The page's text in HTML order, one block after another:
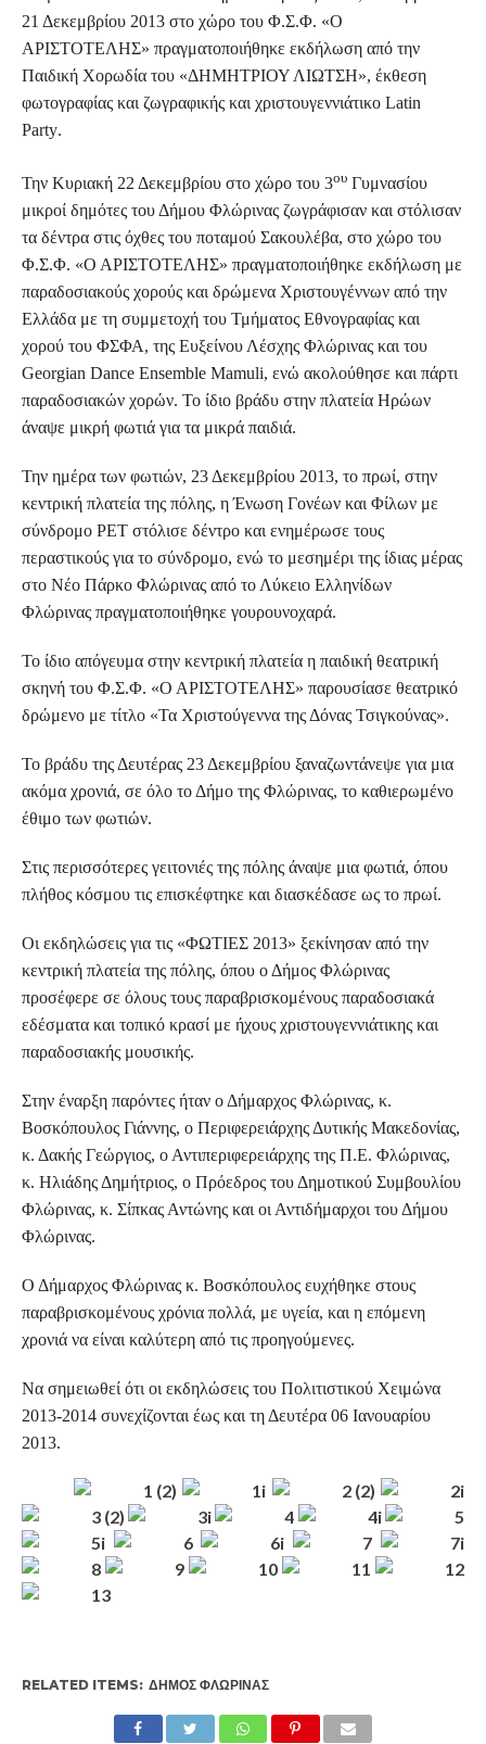
21 Δεκεμβρίου 2013 στο χώρο του Φ.Σ.Φ. «Ο
ΑΡΙΣΤΟΤΕΛΗΣ» πραγματοποιήθηκε εκδήλωση από την
Παιδική Χορωδία του «ΔΗΜΗΤΡΙΟΥ ΛΙΩΤΣΗ», έκθεση
φωτογραφίας και ζωγραφικής και χριστουγεννιάτικο Latin
Party.
Την Κυριακή 22 Δεκεμβρίου στο χώρο του 3ουΓυμνασίου
μικροί δημότες του Δήμου Φλώρινας ζωγράφισαν και στόλισαν
τα δέντρα στις όχθες του ποταμού Σακουλέβα, στο χώρο του
Φ.Σ.Φ. «Ο ΑΡΙΣΤΟΤΕΛΗΣ» πραγματοποιήθηκε εκδήλωση με
παραδοσιακούς χορούς και δρώμενα Χριστουγέννων από την
Ελλάδα με τη συμμετοχή του Τμήματος Εθνογραφίας και
χορού του ΦΣΦΑ, της Ευξείνου Λέσχης Φλώρινας και του
Georgian Dance Ensemble Mamuli, ενώ ακολούθησε και πάρτι
παραδοσιακών χορών. Το ίδιο βράδυ στην πλατεία Ηρώων
άναψε μικρή φωτιά για τα μικρά παιδιά.
Την ημέρα των φωτιών, 23 Δεκεμβρίου 2013, το πρωί, στην
κεντρική πλατεία της πόλης, η Ένωση Γονέων και Φίλων με
σύνδρομο ΡΕΤ στόλισε δέντρο και ενημέρωσε τους
περαστικούς για το σύνδρομο, ενώ το μεσημέρι της ίδιας μέρας
στο Νέο Πάρκο Φλώρινας από το Λύκειο Ελληνίδων
Φλώρινας πραγματοποιήθηκε γουρουνοχαρά.
Το ίδιο απόγευμα στην κεντρική πλατεία η παιδική θεατρική
σκηνή του Φ.Σ.Φ. «Ο ΑΡΙΣΤΟΤΕΛΗΣ» παρουσίασε θεατρικό
δρώμενο με τίτλο «Τα Χριστούγεννα της Δόνας Τσιγκούνας».
Το βράδυ της Δευτέρας 23 Δεκεμβρίου ξαναζωντάνεψε για μια
ακόμα χρονιά, σε όλο το Δήμο της Φλώρινας, το καθιερωμένο
έθιμο των φωτιών.
Στις περισσότερες γειτονιές της πόλης άναψε μια φωτιά, όπου
πλήθος κόσμου τις επισκέφτηκε και διασκέδασε ως το πρωί.
Οι εκδηλώσεις για τις «ΦΩΤΙΕΣ 2013» ξεκίνησαν από την
κεντρική πλατεία της πόλης, όπου ο Δήμος Φλώρινας
προσέφερε σε όλους τους παραβρισκομένους παραδοσιακά
εδέσματα και τοπικό κρασί με ήχους χριστουγεννιάτικης και
παραδοσιακής μουσικής.
Στην έναρξη παρόντες ήταν ο Δήμαρχος Φλώρινας, κ.
Βοσκόπουλος Γιάννης, ο Περιφερειάρχης Δυτικής Μακεδονίας,
κ. Δακής Γεώργιος, ο Αντιπεριφερειάρχης της Π.Ε. Φλώρινας,
κ. Ηλιάδης Δημήτριος, ο Πρόεδρος του Δημοτικού Συμβουλίου
Φλώρινας, κ. Σίπκας Αντώνης και οι Αντιδήμαρχοι του Δήμου
Φλώρινας.
Ο Δήμαρχος Φλώρινας κ. Βοσκόπουλος ευχήθηκε στους
παραβρισκομένους χρόνια πολλά, με υγεία, και η επόμενη
χρονιά να είναι καλύτερη από τις προηγούμενες.
Να σημειωθεί ότι οι εκδηλώσεις του Πολιτιστικού Χειμώνα
2013-2014 συνεχίζονται έως και τη Δευτέρα 06 Ιανουαρίου
2013.
RELATED ITEMS: ΔΉΜΟΣ ΦΛΏΡΙΝΑΣ